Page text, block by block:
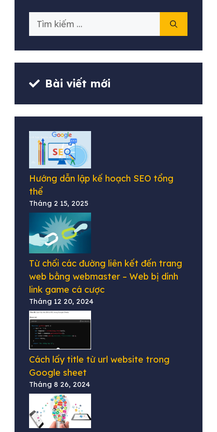
Tìm
Bài viết mới
Hướng dẫn lập kế hoạch SEO tổng
thể
Tháng 2 15, 2025
Từ chối các đường liên kết đến trang
web bằng webmaster – Web bị dính
link game cá cược
Tháng 12 20, 2024
Cách lấy title từ url website trong
Google sheet
Tháng 8 26, 2024